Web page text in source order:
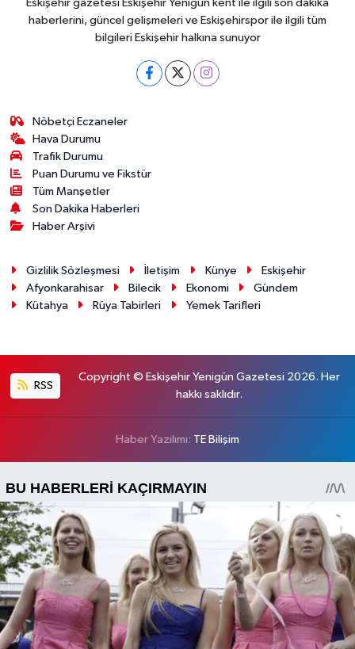
Eskişehir gazetesi Eskişehir Yenigün kent ile ilgili son dakika
haberlerini, güncel gelişmeleri ve Eskişehirspor ile ilgili tüm
bilgileri Eskişehir halkına sunuyor
Nöbetçi Eczaneler
Hava Durumu
Trafik Durumu
Puan Durumu ve Fikstür
Tüm Manşetler
Son Dakika Haberleri
Haber Arşivi
Gizlilik Sözleşmesi İletişim Künye
Eskişehir
Afyonkarahisar
Bilecik Ekonomi
Gündem
Kütahya
Rüya Tabirleri Yemek Tarifleri
RSS
Copyright © Eskişehir Yenigün Gazetesi 2026. Her
hakkı saklıdır.
Haber Yazılımı: TE Bilişim